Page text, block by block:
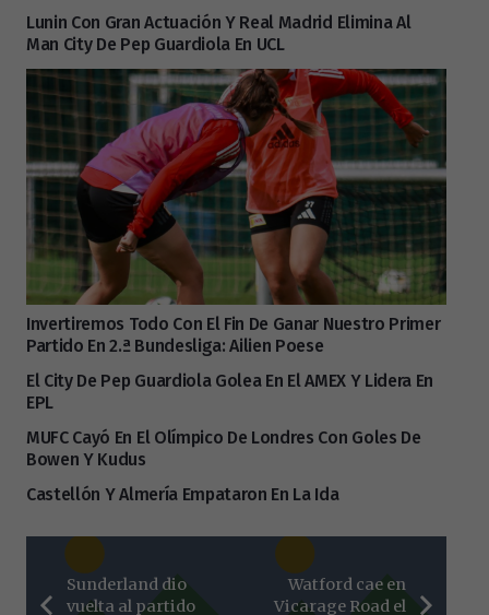
Lunin Con Gran Actuación Y Real Madrid Elimina Al
Man City De Pep Guardiola En UCL
Invertiremos Todo Con El Fin De Ganar Nuestro Primer
Partido En 2.ª Bundesliga: Ailien Poese
El City De Pep Guardiola Golea En El AMEX Y Lidera En
EPL
MUFC Cayó En El Olímpico De Londres Con Goles De
Bowen Y Kudus
Castellón Y Almería Empataron En La Ida
Sunderland dio
vuelta al partido
Watford cae en
Vicarage Road el